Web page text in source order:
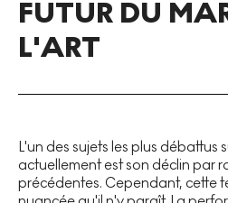
FUTUR DU
L'ART
L'un des sujets les plus débattus
actuellement est son déclin par
précédentes. Cependant, cette